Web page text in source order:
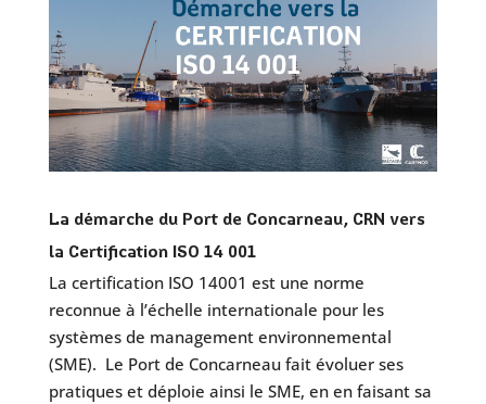
La démarche du Port de Concarneau, CRN vers
la Certification ISO 14 001
La certification ISO 14001 est une norme
reconnue à l’échelle internationale pour les
systèmes de management environnemental
(SME). Le Port de Concarneau fait évoluer ses
pratiques et déploie ainsi le SME, en en faisant sa